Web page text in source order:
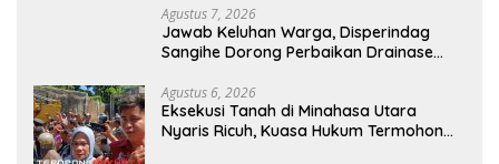
Agustus 7, 2026
Jawab Keluhan Warga, Disperindag
Sangihe Dorong Perbaikan Drainase
Agustus 6, 2026
Eksekusi Tanah di Minahasa Utara
Nyaris Ricuh, Kuasa Hukum Termohon